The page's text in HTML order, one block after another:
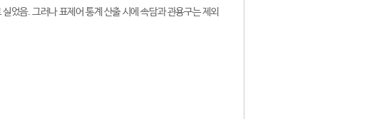
었음. 그러나 표제어 통계 산출 시에 속담과 관용구는 제외